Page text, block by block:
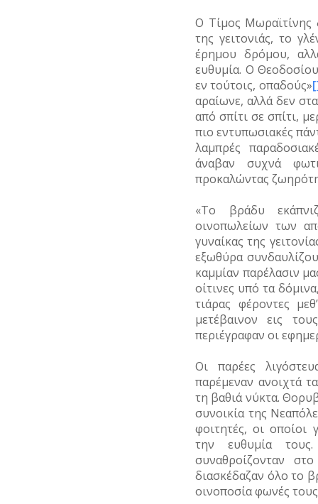
Ο Τίμος Μωραϊτίνης
της γειτονιάς, το
έρημου δρόμου,
ευθυμία. Ο
εν τούτοις, οπαδούς»
αραίωνε, αλλά δεν
από σπίτι σε σπίτι,
πιο εντυπωσιακές
λαμπρές
άναβαν συχνά
προκαλώντας
«Το βράδυ
οινοπωλείων των
γυναίκας της
εξωθύρα
καμμίαν παρέλασιν
οίτινες υπό τα
τιάρας φέροντες
μετέβαινον εις
περιέγραφαν οι
Οι παρέες
παρέμεναν ανοιχτά
τη βαθιά νύκτα.
συνοικία της
φοιτητές, οι οποίοι
την ευθυμία
συναθροίζονταν
διασκέδαζαν όλο το
οινοποσία φωνές